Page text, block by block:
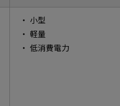
小型
軽量
低消費電力